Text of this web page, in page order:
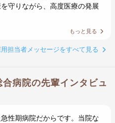
守りながら、高度医療の発展
もっと見る
用担当者メッセージをすべて見る
病院の先輩インタビュ
性期病院だからです。当院な